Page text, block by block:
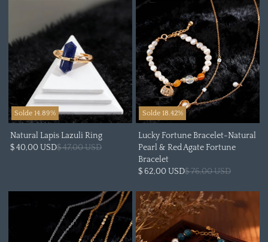
Solde 14.89%
Natural Lapis Lazuli Ring
$ 40,00 USD$ 47,00 USD
Solde 18.42%
Lucky Fortune Bracelet-Natural
Pearl & Red Agate Fortune
Bracelet
$ 62,00 USD$ 76,00 USD